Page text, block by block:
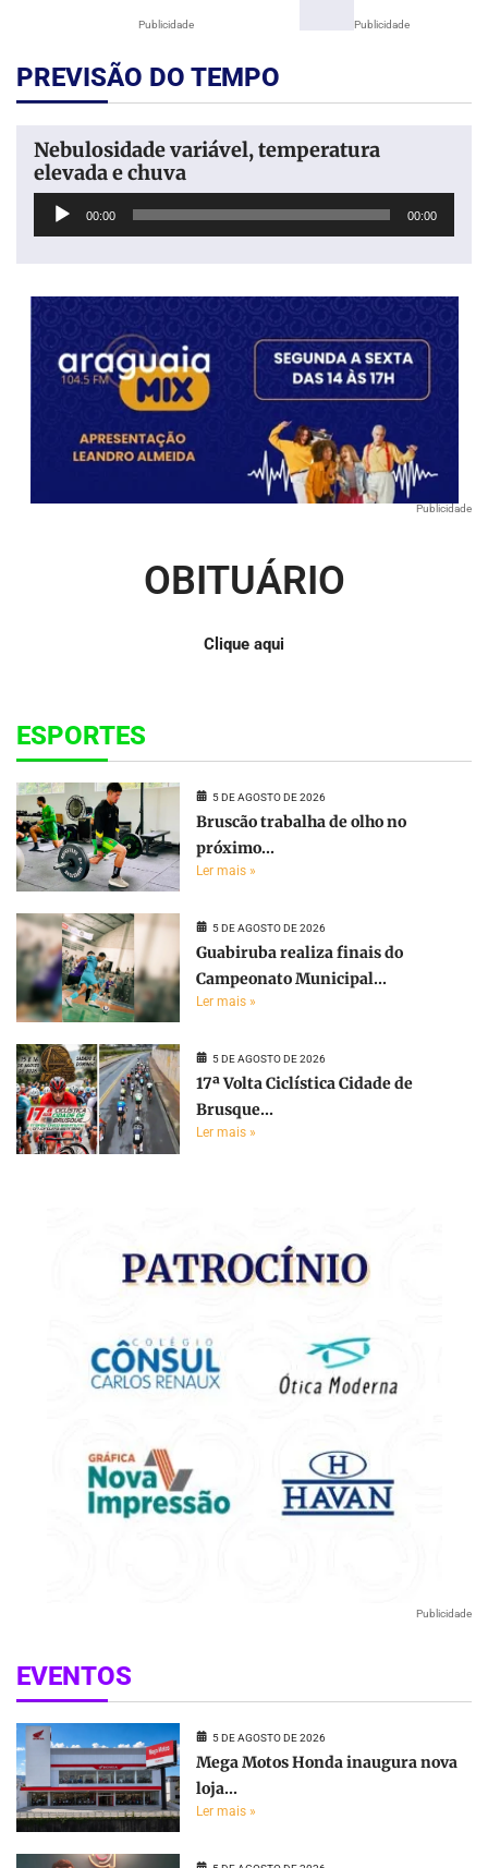
Publicidade Publicidade
PREVISÃO DO TEMPO
Nebulosidade variável, temperatura
elevada e chuva
Tocador
00:00 00:00
Publicidade
OBITUÁRIO
Clique aqui
ESPORTES
5 DE AGOSTO DE 2026
Bruscão trabalha de olho no
próximo...
Ler mais »
5 DE AGOSTO DE 2026
Guabiruba realiza finais do
Campeonato Municipal...
Ler mais »
5 DE AGOSTO DE 2026
17ª Volta Ciclística Cidade de
Brusque...
Ler mais »
Publicidade
EVENTOS
5 DE AGOSTO DE 2026
Mega Motos Honda inaugura nova
loja...
Ler mais »